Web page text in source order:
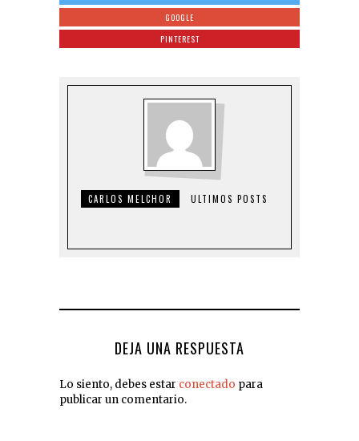
GOOGLE
PINTEREST
CARLOS MELCHOR ULTIMOS POSTS
DEJA UNA RESPUESTA
Lo siento, debes estar conectado para
publicar un comentario.